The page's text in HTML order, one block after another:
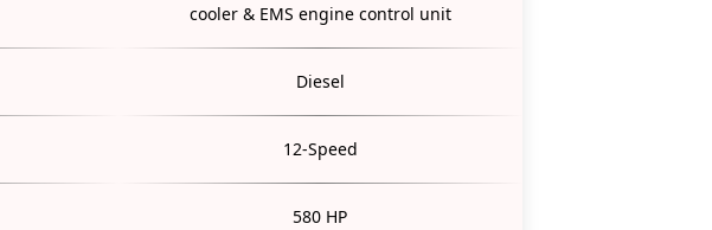
cooler & EMS engine control unit
Diesel
12-Speed
580 HP